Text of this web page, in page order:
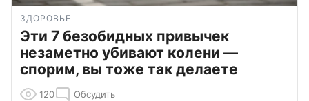
ЗДОРОВЬЕ
Эти 7 безобидных привычек
незаметно убивают колени —
спорим, вы тоже так делаете
120 Обсудить